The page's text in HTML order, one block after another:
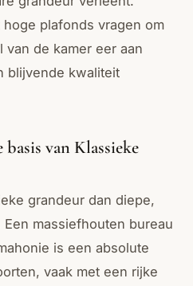
plafonds vragen om
van de kamer eer aan
blijvende kwaliteit
van Klassieke
grandeur dan diepe,
massiefhouten bureau
is een absolute
vaak met een rijke